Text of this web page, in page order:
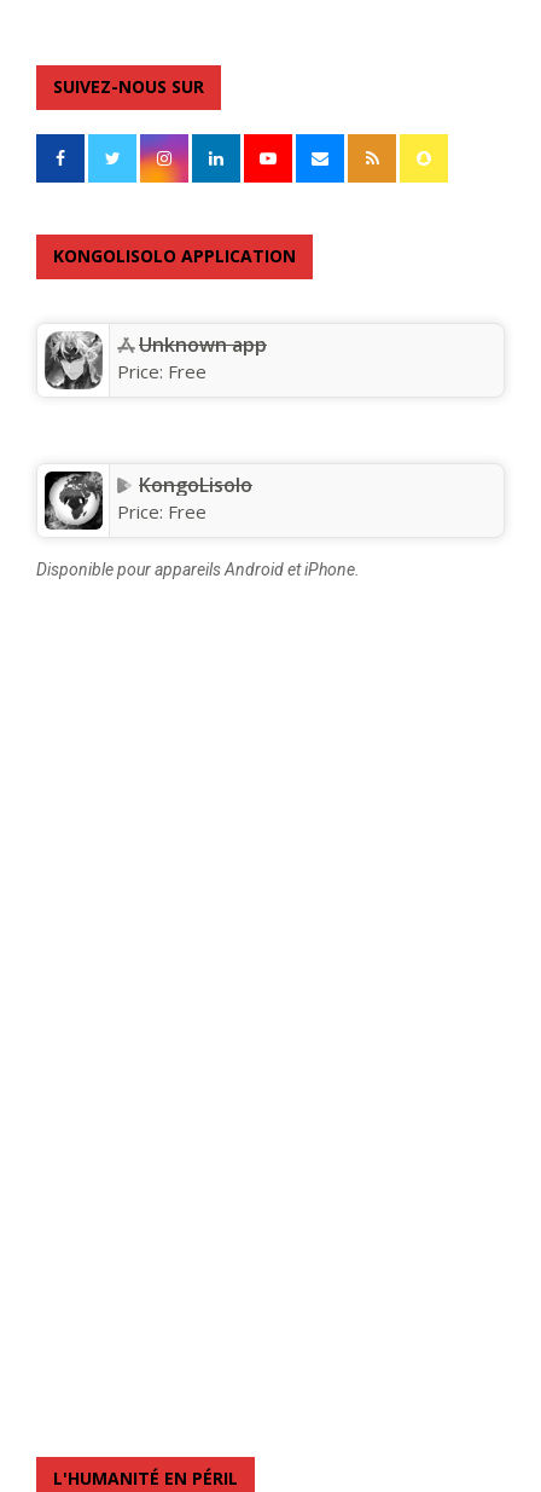
SUIVEZ-NOUS SUR
KONGOLISOLO APPLICATION
Unknown app
Price: Free
KongoLisolo
Price: Free
Disponible pour appareils Android et iPhone.
L'HUMANITÉ EN PÉRIL